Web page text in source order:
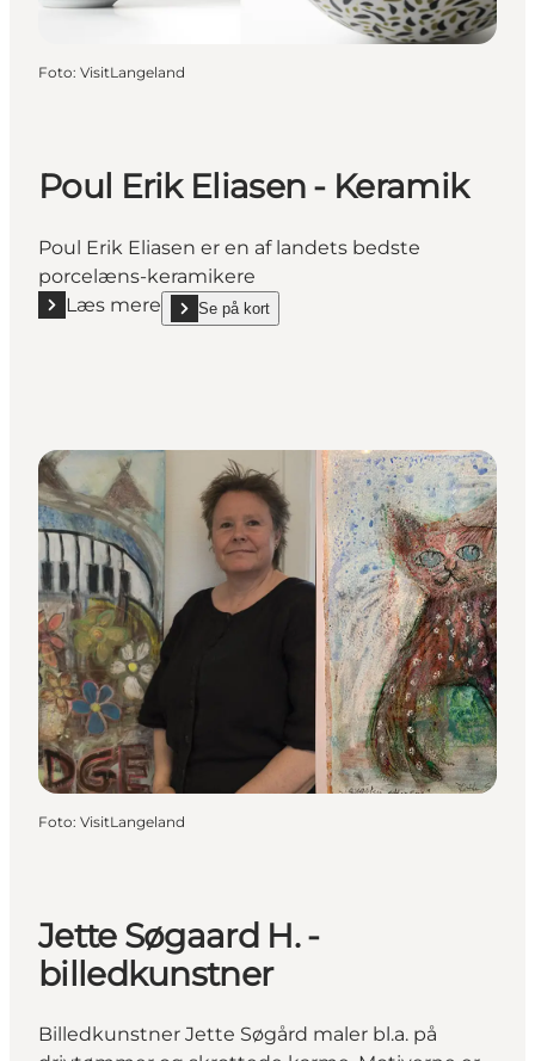
Foto: VisitLangeland
Poul Erik Eliasen - Keramik
Poul Erik Eliasen er en af landets bedste
porcelæns-keramikere
Læs mere
Læs mere "Poul Erik Eliasen - Keramik"
Se på kort
show Poul Erik Eliasen - Keramik on_map
Foto: VisitLangeland
Jette Søgaard H. -
billedkunstner
Billedkunstner Jette Søgård maler bl.a. på